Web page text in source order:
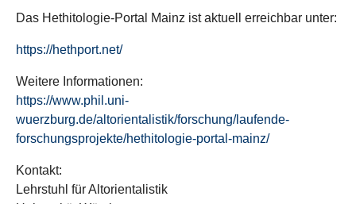
Das Hethitologie-Portal Mainz ist aktuell erreichbar unter:
https://hethport.net/
Weitere Informationen:
https://www.phil.uni-
wuerzburg.de/altorientalistik/forschung/laufende-
forschungsprojekte/hethitologie-portal-mainz/
Kontakt:
Lehrstuhl für Altorientalistik